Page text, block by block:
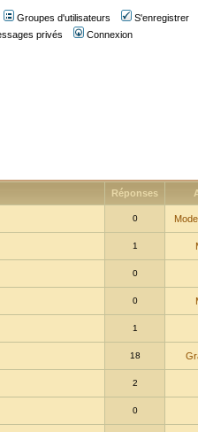
Groupes d'utilisateurs
S'enregistrer
privés Connexion
Réponses
0
1
0
0
1
18
2
0